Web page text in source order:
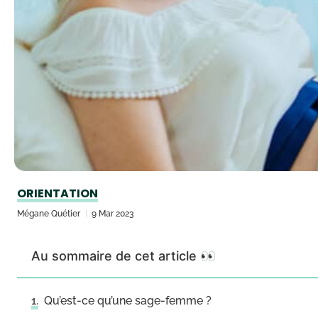
ORIENTATION
Mégane Quétier 9 Mar 2023
Au sommaire de cet article 👀
Qu’est-ce qu’une sage-femme ?